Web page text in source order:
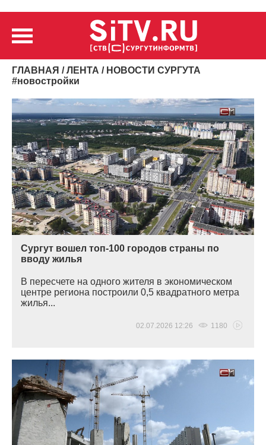
ГЛАВНАЯ /ЛЕНТА / НОВОСТИ СУРГУТА
#новостройки
Сургут вошел топ-100 городов страны по
вводу жилья
В пересчете на одного жителя в экономическом
центре региона построили 0,5 квадратного метра
жилья...
02.07.2026 12:26 1180